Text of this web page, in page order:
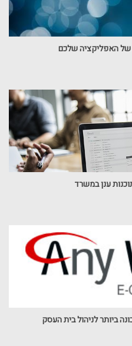
של האפליקציה שלכם
ענן במשרד
ביותר לניהול בית העסק